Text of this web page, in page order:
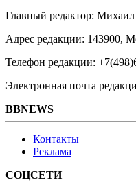
Главный редактор:
Адрес редакции: 143900,
Телефон редакции:
Электронная почта
BBNEWS
Контакты
Реклама
СОЦСЕТИ